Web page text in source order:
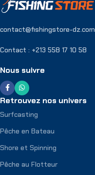
contact@fishingstore-dz.com
Contact : +213 558 17 10 58
Nous suivre
Retrouvez nos univers
Surfcasting
Pêche en Bateau
Shore et Spinning
Pêche au Flotteur